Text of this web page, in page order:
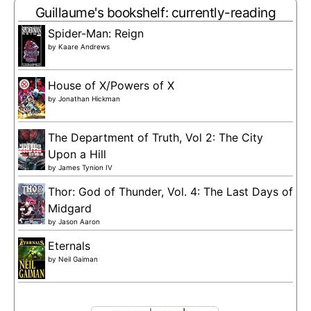
Guillaume's bookshelf: currently-reading
Spider-Man: Reign
by Kaare Andrews
House of X/Powers of X
by Jonathan Hickman
The Department of Truth, Vol 2: The City
Upon a Hill
by James Tynion IV
Thor: God of Thunder, Vol. 4: The Last Days of
Midgard
by Jason Aaron
Eternals
by Neil Gaiman